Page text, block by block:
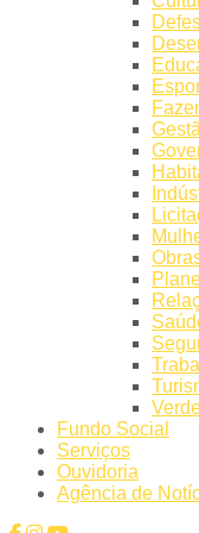
Fundo Social
Serviços
Ouvidoria
Agência de